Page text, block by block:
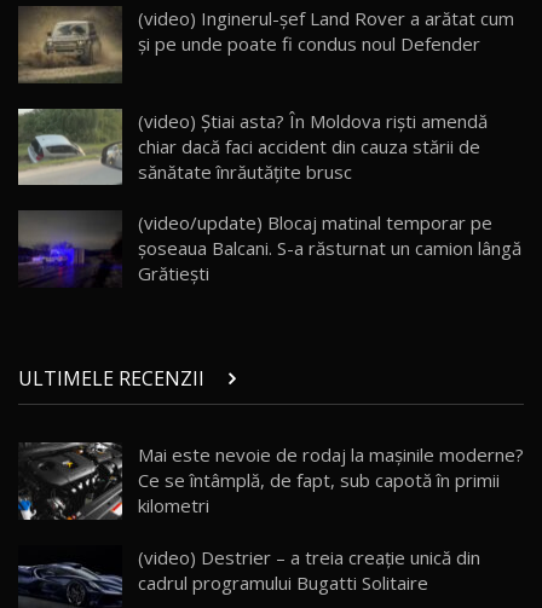
24
ZEEKR 009: Cel mai Performant și Confortabil
Van Electric Testat în Moldova / AutoBlog.MD
26:38
25
mai Exclusiv și Puternic Defender Testat în
Moldova
32:21
26
AutoBlog.MD
10:57
Test Drive: Noile modele FENDT! Cum e să
28
Noul Geely Monjaro 2025! Mai ieftin și mai
dotat / Test Drive AutoBlog.MD
29
ZEEKR 9X - PRIMUL TEST DRIVE ÎN ROMÂNĂ!
CUM SE CONDUCE?
33:40
30
Primele impresii despre BYD Seal U DM-i,
Sealion 7 și Seal 5 DM-i / Test Drive
(video) Inginerul-şef Land Rover a arătat cum
şi pe unde poate fi condus noul Defender
(video) Știai asta? În Moldova riști amendă
chiar dacă faci accident din cauza stării de
sănătate înrăutățite brusc
(video/update) Blocaj matinal temporar pe
șoseaua Balcani. S-a răsturnat un camion lângă
Grătiești
ULTIMELE RECENZII
Mai este nevoie de rodaj la mașinile moderne?
Ce se întâmplă, de fapt, sub capotă în primii
kilometri
(video) Destrier – a treia creație unică din
cadrul programului Bugatti Solitaire